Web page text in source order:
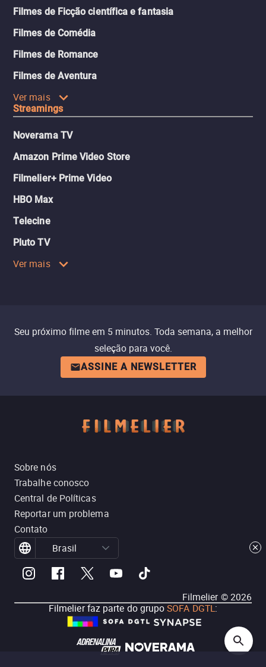
Filmes de Ficção científica e fantasia
Filmes de Comédia
Filmes de Romance
Filmes de Aventura
Ver mais
Streamings
Noverama TV
Amazon Prime Video Store
Filmelier+ Prime Video
HBO Max
Telecine
Pluto TV
Ver mais
Seu próximo filme em 5 minutos. Toda semana, a melhor
seleção para você.
ASSINE A NEWSLETTER
Sobre nós
Trabalhe conosco
Central de Políticas
Reportar um problema
Contato
Brasil
Filmelier ©2026
Filmelier faz parte do grupoSOFA DGTL: